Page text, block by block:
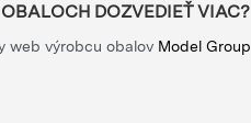
DOZVEDIEŤ VIAC?
web výrobcu obalov Model Group